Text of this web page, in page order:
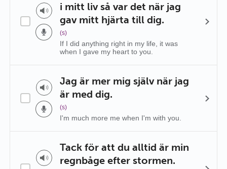
i mitt liv så var det när jag
gav mitt hjärta till dig.
(s)
If I did anything right in my life, it was
when I gave my heart to you.
Jag är mer mig själv när jag
är med dig.
(s)
I'm much more me when I'm with you.
Tack för att du alltid är min
regnbåge efter stormen.